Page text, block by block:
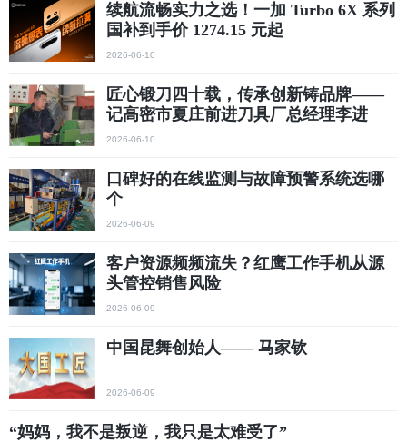
续航流畅实力之选！一加 Turbo 6X 系列
国补到手价 1274.15 元起
2026-06-10
匠心锻刀四十载，传承创新铸品牌——
记高密市夏庄前进刀具厂总经理李进
2026-06-10
口碑好的在线监测与故障预警系统选哪
个
2026-06-09
客户资源频频流失？红鹰工作手机从源
头管控销售风险
2026-06-09
中国昆舞创始人—— 马家钦
2026-06-09
“妈妈，我不是叛逆，我只是太难受了”